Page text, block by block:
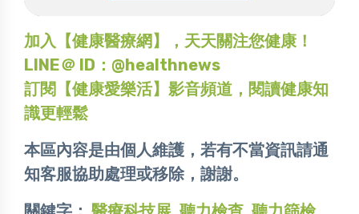
加入【健康醫療網】，天天關注您健康！
LINE＠ ID：@healthnews
訂閱【健康愛樂活】影音頻道，閱讀健康知
識更輕鬆
本區內容是由個人維護，若有不當資訊請通
知客服協助處理或移除，謝謝。